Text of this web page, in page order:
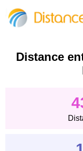
Distance